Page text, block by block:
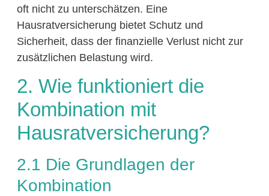
oft nicht zu unterschätzen. Eine
Hausratversicherung bietet Schutz und
Sicherheit, dass der finanzielle Verlust nicht zur
zusätzlichen Belastung wird.
2. Wie funktioniert die
Kombination mit
Hausratversicherung?
2.1 Die Grundlagen der
Kombination